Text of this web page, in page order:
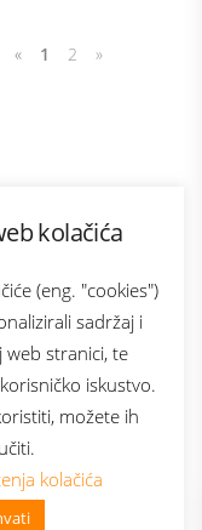
kolačića
(eng. "cookies")
sadržaj i
web stranici, te
iskustvo.
možete ih
kolačića
« 1 2 »